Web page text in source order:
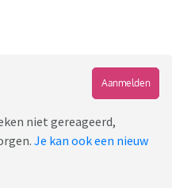
Aanmelden
niet gereageerd,
Je kan ook een nieuw